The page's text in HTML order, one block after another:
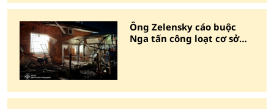
Ông Zelensky cáo buộc
Nga tấn công loạt cơ sở